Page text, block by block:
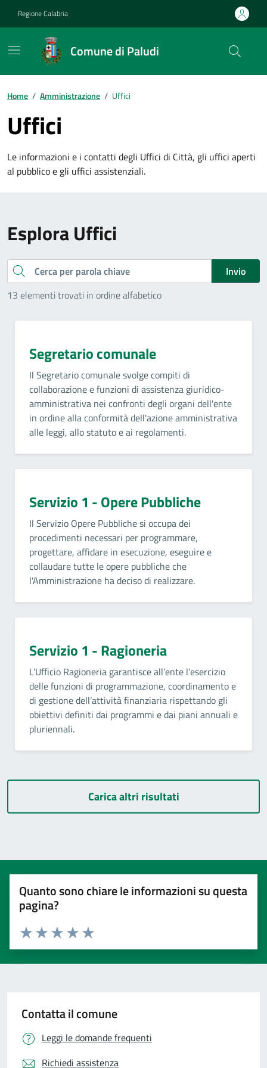
Regione Calabria
Comune di Paludi
Home / Amministrazione / Uffici
Uffici
Le informazioni e i contatti degli Uffici di Città, gli uffici aperti
al pubblico e gli uffici assistenziali.
Esplora Uffici
Cerca
Invio
13 elementi trovati in ordine alfabetico
Segretario comunale
Il Segretario comunale svolge compiti di
collaborazione e funzioni di assistenza giuridico-
amministrativa nei confronti degli organi dell'ente
in ordine alla conformità dell'azione amministrativa
alle leggi, allo statuto e ai regolamenti.
Servizio 1 - Opere Pubbliche
Il Servizio Opere Pubbliche si occupa dei
procedimenti necessari per programmare,
progettare, affidare in esecuzione, eseguire e
collaudare tutte le opere pubbliche che
l'Amministrazione ha deciso di realizzare.
Servizio 1 - Ragioneria
L’Ufficio Ragioneria garantisce all’ente l’esercizio
delle funzioni di programmazione, coordinamento e
di gestione dell’attività finanziaria rispettando gli
obiettivi definiti dai programmi e dai piani annuali e
pluriennali.
Carica altri risultati
Quanto sono chiare le informazioni su questa
pagina?
Valuta 5 stelle su 5
Valuta 4 stelle su 5
Valuta 3 stelle su 5
Valuta 2 stelle su 5
Valuta 1 stelle su 5
Contatta il comune
Leggi le domande frequenti
Richiedi assistenza